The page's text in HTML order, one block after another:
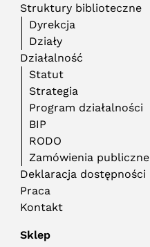
Struktury biblioteczne
Dyrekcja
Działy
Działalność
Statut
Strategia
Program działalności
BIP
RODO
Zamówienia publiczne
Deklaracja dostępności
Praca
Kontakt
Sklep